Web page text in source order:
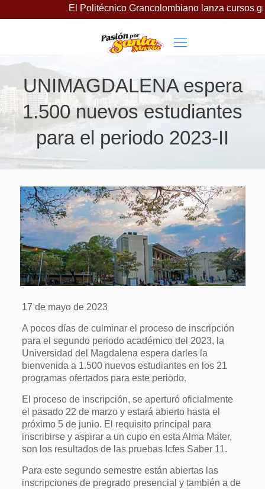
El Politécnico Grancolombiano lanza cursos gratuitos
UNIMAGDALENA espera
1.500 nuevos estudiantes
para el periodo 2023-II
17 de mayo de 2023
A pocos días de culminar el proceso de inscripción
para el segundo periodo académico del 2023, la
Universidad del Magdalena espera darles la
bienvenida a 1.500 nuevos estudiantes en los 21
programas ofertados para este periodo.
El proceso de inscripción, se aperturó oficialmente
el pasado 22 de marzo y estará abierto hasta el
próximo 5 de junio. El requisito principal para
inscribirse y aspirar a un cupo en esta Alma Mater,
son los resultados de las pruebas Icfes Saber 11.
Para este segundo semestre están abiertas las
inscripciones de pregrado presencial y también a de